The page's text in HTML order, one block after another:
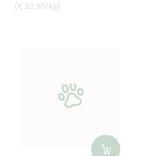
(€ 82,90/kg)